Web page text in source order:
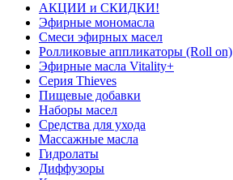
АКЦИИ и СКИДКИ!
Эфирные мономасла
Смеси эфирных масел
Ролликовые аппликаторы (Roll on)
Эфирные масла Vitality+
Серия Thieves
Пищевые добавки
Наборы масел
Средства для ухода
Массажные масла
Гидролаты
Диффузоры